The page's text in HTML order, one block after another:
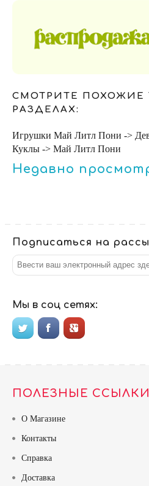
СМОТРИТЕ ПОХОЖИЕ
РАЗДЕЛАХ:
Игрушки Май Литл Пони ->
Куклы -> Май Литл Пони
Недавно
Подписаться на
Мы в соц сетях:
ПОЛЕЗНЫЕ ССЫЛКИ
О Магазине
Контакты
Справка
Доставка